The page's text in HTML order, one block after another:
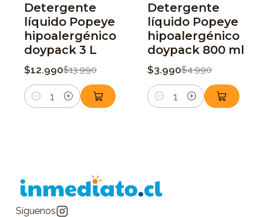
Detergente
líquido Popeye
hipoalergénico
doypack 3 L
$12.990$13.990
Cantidad
Detergente
líquido Popeye
hipoalergénico
doypack 800 ml
$3.990$4.990
Cantidad
Síguenos